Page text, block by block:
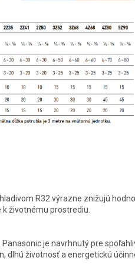
R32 výrazne znižujú
životnému prostrediu.
je navrhnutý pre
dlhú životnosť a energetickú